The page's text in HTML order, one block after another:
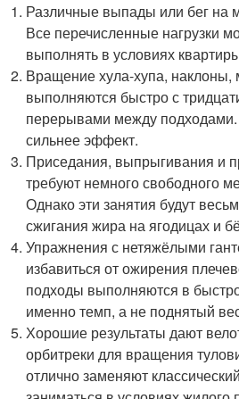
Различные выпады или бег на
Все перечисленные нагрузки
выполнять в условиях
Вращение хула-хупа, наклоны,
выполняются быстро с
перерывами между
сильнее эффект.
Приседания, выпрыгивания и
требуют немного свободного
Однако эти занятия будут
сжигания жира на ягодицах и
Упражнения с нетяжёлыми
избавиться от ожирения
подходы выполняются в
именно темп, а не поднятый
Хорошие результаты дают
орбитреки для вращения
отлично заменяют